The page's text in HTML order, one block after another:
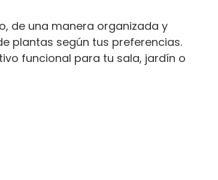
de una manera organizada y
plantas según tus preferencias.
funcional para tu sala, jardín o